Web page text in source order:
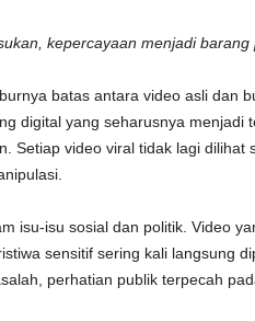
kepercayaan menjadi
batas antara video asli dan
digital yang seharusnya menjadi
Setiap video viral tidak lagi dilihat
isu-isu sosial dan politik. Video
sensitif sering kali langsung
perhatian publik terpecah